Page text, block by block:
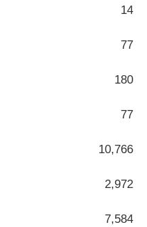
14
77
180
77
10,766
2,972
7,584